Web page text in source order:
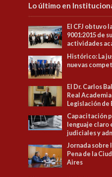
Lo último en
El CFJ obtuvo
9001:2015 de
actividades
Histórico: La
nuevas
El Dr. Carlos
Real
Legislación de
Capacitación
lenguaje claro
judiciales y
Jornada sobre
Pena de la
Aires